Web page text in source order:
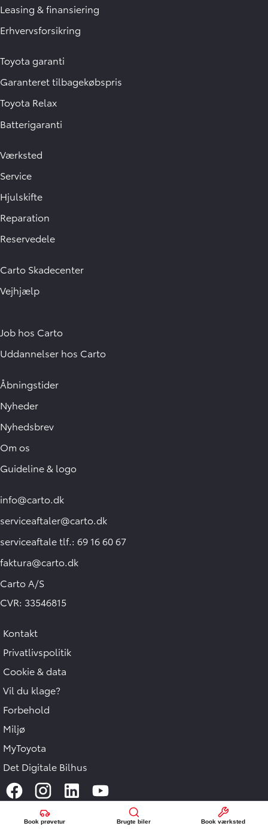
Book prøvetur Brugte biler Book værksted
Leasing & finansiering
Erhvervsforsikring
Toyota garanti
Garanteret tilbagekøbspris
Toyota Relax
Batterigaranti
Værksted
Service
Hjulskifte
Reparation
Reservedele
Carto Skadecenter
Vejhjælp
Job hos Carto
Uddannelser hos Carto
Åbningstider
Nyheder
Nyhedsbrev
Om os
Guideline & logo
info@carto.dk
serviceaftaler@carto.dk
serviceaftale tlf.: 69 16 60 67
faktura@carto.dk
Carto A/S
CVR: 33546815
Kontakt
Privatlivspolitik
Cookie & data
Vil du klage?
Forbehold
Miljø
MyToyota
Det Digitale Bilhus